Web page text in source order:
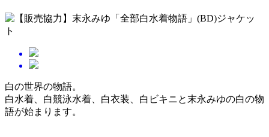
白の世界の物語。
白水着、白競泳水着、白衣装、白ビキニと末永みゆの白の物
語が始まります。